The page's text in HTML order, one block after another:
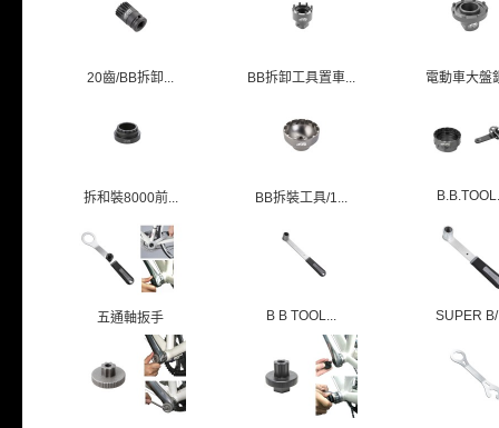
20齒/BB拆卸... BB拆卸工具置車... 電動車大盤
拆和裝8000前... BB拆裝工具/1...
五通軸扳手 B B TOOL... SUPER